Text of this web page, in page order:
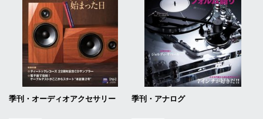
季刊・オーディオアクセサリー 季刊・アナログ